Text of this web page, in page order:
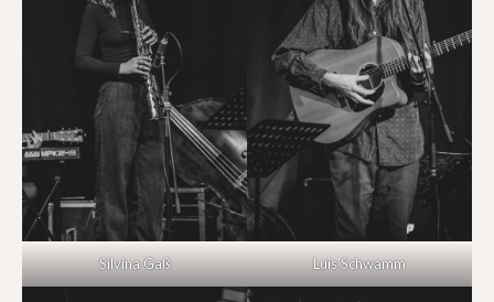
Silvina Gaß Luis Schwamm